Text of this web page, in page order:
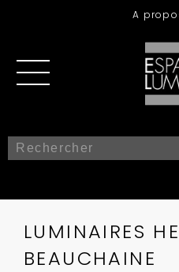
A
LUMINAIRES
BEAUCHAINE